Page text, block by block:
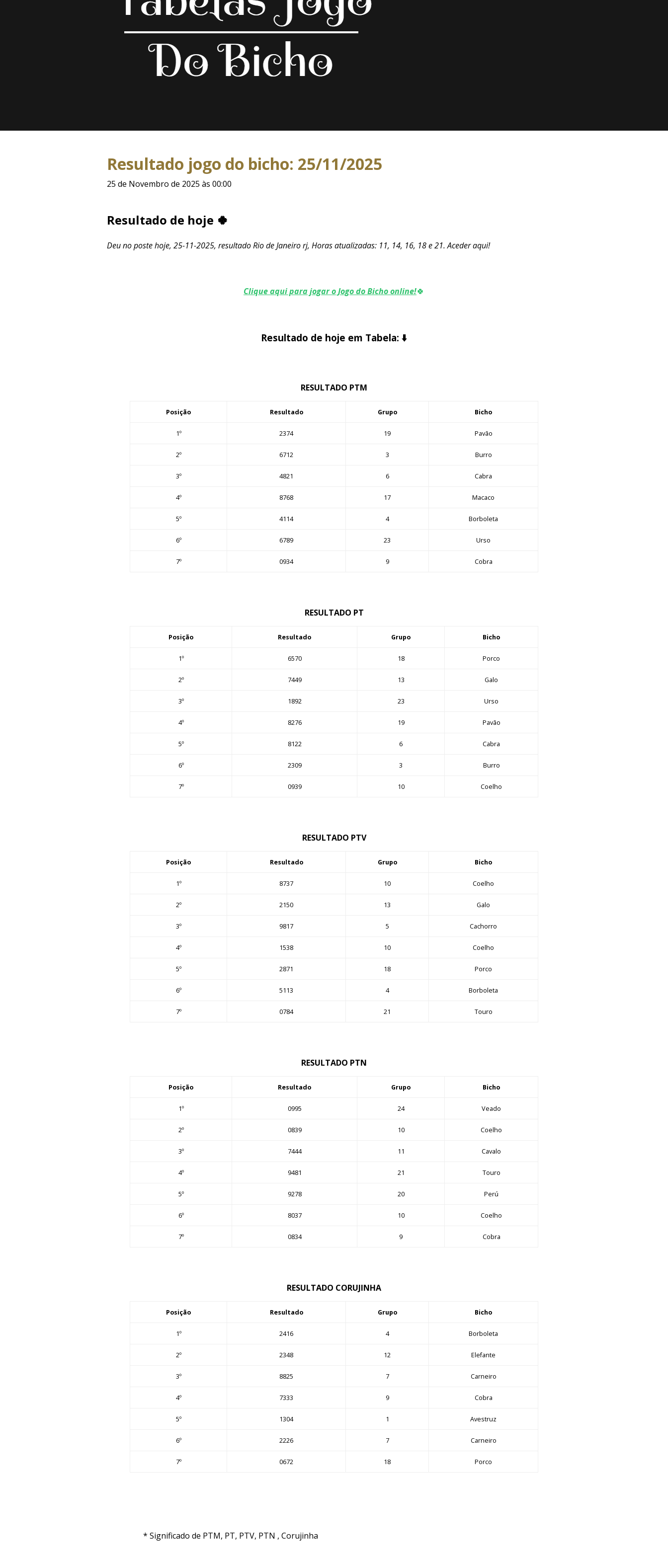
Resultado jogo do bicho: 25/11/2025
25 de Novembro de 2025 às 00:00
Resultado de hoje 🍀
Deu no poste hoje, 25-11-2025, resultado Rio de Janeiro rj, Horas atualizadas: 11, 14, 16, 18 e 21. Aceder aqui!
Clique aqui para jogar o Jogo do Bicho online!🍀
Resultado de hoje em Tabela: ⬇️
RESULTADO PTM
Posição Resultado Grupo Bicho
1º 2374 19 Pavão
2º 6712 3 Burro
3º 4821 6 Cabra
4º 8768 17 Macaco
5º 4114 4 Borboleta
6º 6789 23 Urso
7º 0934 9 Cobra
RESULTADO PT
Posição Resultado Grupo Bicho
1º 6570 18 Porco
2º 7449 13 Galo
3º 1892 23 Urso
4º 8276 19 Pavão
5º 8122 6 Cabra
6º 2309 3 Burro
7º 0939 10 Coelho
RESULTADO PTV
Posição Resultado Grupo Bicho
1º 8737 10 Coelho
2º 2150 13 Galo
3º 9817 5 Cachorro
4º 1538 10 Coelho
5º 2871 18 Porco
6º 5113 4 Borboleta
7º 0784 21 Touro
RESULTADO PTN
Posição Resultado Grupo Bicho
1º 0995 24 Veado
2º 0839 10 Coelho
3º 7444 11 Cavalo
4º 9481 21 Touro
5º 9278 20 Perú
6º 8037 10 Coelho
7º 0834 9 Cobra
RESULTADO CORUJINHA
Posição Resultado Grupo Bicho
1º 2416 4 Borboleta
2º 2348 12 Elefante
3º 8825 7 Carneiro
4º 7333 9 Cobra
5º 1304 1 Avestruz
6º 2226 7 Carneiro
7º 0672 18 Porco
* Significado de PTM, PT, PTV, PTN , Corujinha